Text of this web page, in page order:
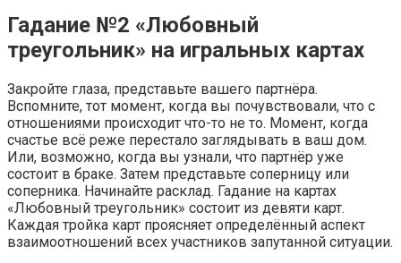
Гадание №2 «Любовный
треугольник» на игральных картах
Закройте глаза, представьте вашего партнёра.
Вспомните, тот момент, когда вы почувствовали, что с
отношениями происходит что-то не то. Момент, когда
счастье всё реже перестало заглядывать в ваш дом.
Или, возможно, когда вы узнали, что партнёр уже
состоит в браке. Затем представьте соперницу или
соперника. Начинайте расклад. Гадание на картах
«Любовный треугольник» состоит из девяти карт.
Каждая тройка карт проясняет определённый аспект
взаимоотношений всех участников запутанной ситуации.